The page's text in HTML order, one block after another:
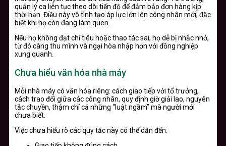
quản lý ca liên tục theo dõi tiến độ để đảm bảo đơn hàng kịp
thời hạn. Điều này vô tình tạo áp lực lớn lên công nhân mới, đặc
biệt khi họ còn đang làm quen.
Nếu họ không đạt chỉ tiêu hoặc thao tác sai, họ dễ bị nhắc nhở,
từ đó càng thu mình và ngại hòa nhập hơn với đồng nghiệp
xung quanh.
Chưa hiểu văn hóa nhà máy
Mỗi nhà máy có văn hóa riêng: cách giao tiếp với tổ trưởng,
cách trao đổi giữa các công nhân, quy định giờ giải lao, nguyên
tắc chuyền, thậm chí cả những “luật ngầm” mà người mới
chưa biết.
Việc chưa hiểu rõ các quy tắc này có thể dẫn đến: